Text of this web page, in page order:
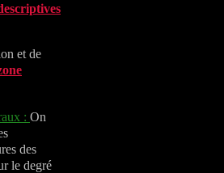
et de
: On
des
le degré